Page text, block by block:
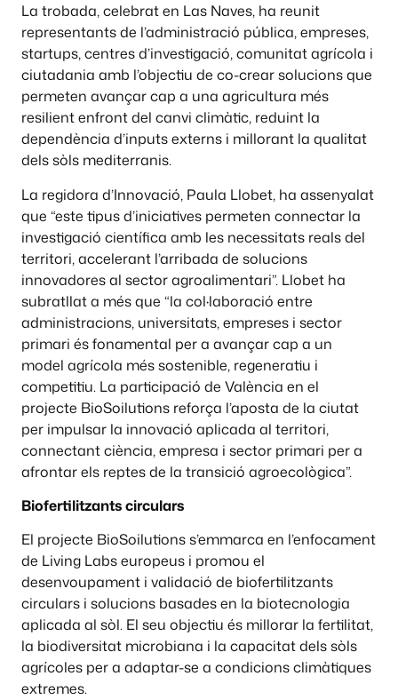
La trobada, celebrat en Las Naves, ha reunit
representants de l’administració pública, empreses,
startups, centres d’investigació, comunitat agrícola i
ciutadania amb l’objectiu de co-crear solucions que
permeten avançar cap a una agricultura més
resilient enfront del canvi climàtic, reduint la
dependència d’inputs externs i millorant la qualitat
dels sòls mediterranis.
La regidora d’Innovació, Paula Llobet, ha assenyalat
que “este tipus d’iniciatives permeten connectar la
investigació científica amb les necessitats reals del
territori, accelerant l’arribada de solucions
innovadores al sector agroalimentari”. Llobet ha
subratllat a més que “la col·laboració entre
administracions, universitats, empreses i sector
primari és fonamental per a avançar cap a un
model agrícola més sostenible, regeneratiu i
competitiu. La participació de València en el
projecte BioSoilutions reforça l’aposta de la ciutat
per impulsar la innovació aplicada al territori,
connectant ciència, empresa i sector primari per a
afrontar els reptes de la transició agroecològica”.
Biofertilitzants circulars
El projecte BioSoilutions s’emmarca en l’enfocament
de Living Labs europeus i promou el
desenvoupament i validació de biofertilitzants
circulars i solucions basades en la biotecnologia
aplicada al sòl. El seu objectiu és millorar la fertilitat,
la biodiversitat microbiana i la capacitat dels sòls
agrícoles per a adaptar-se a condicions climàtiques
extremes.